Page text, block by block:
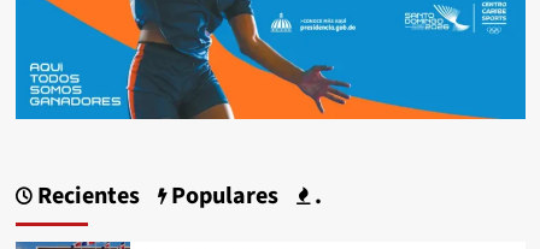
Recientes Populares .